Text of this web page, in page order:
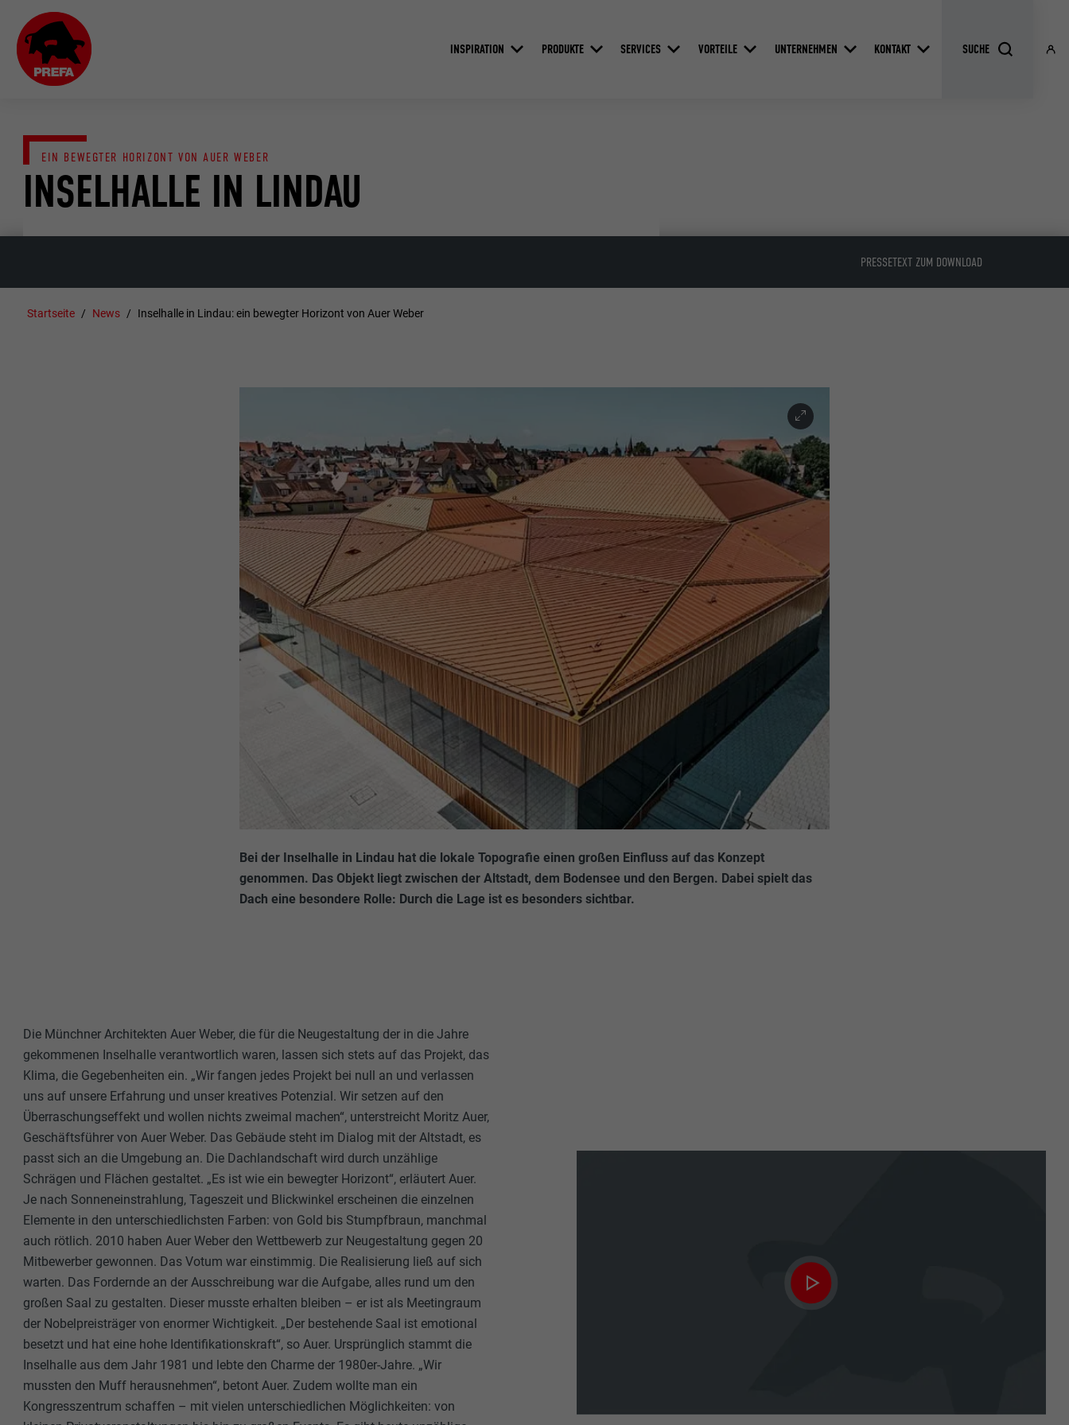
INSPIRATION PRODUKTE SERVICES VORTEILE UNTERNEHMEN KONTAKT
INSELHALLE IN LINDAU
EIN BEWEGTER HORIZONT VON AUER WEBER
PRESSETEXT ZUM DOWNLOAD
Startseite News Inselhalle in Lindau: ein bewegter Horizont von Auer Weber
Bei der Inselhalle in Lindau hat die lokale Topografie einen großen Einfluss auf das Konzept
genommen. Das Objekt liegt zwischen der Altstadt, dem Bodensee und den Bergen. Dabei spielt das
Dach eine besondere Rolle: Durch die Lage ist es besonders sichtbar.
Die Münchner Architekten Auer Weber, die für die Neugestaltung der in die Jahre
gekommenen Inselhalle verantwortlich waren, lassen sich stets auf das Projekt, das
Klima, die Gegebenheiten ein. „Wir fangen jedes Projekt bei null an und verlassen
uns auf unsere Erfahrung und unser kreatives Potenzial. Wir setzen auf den
Überraschungseffekt und wollen nichts zweimal machen“, unterstreicht Moritz Auer,
Geschäftsführer von Auer Weber. Das Gebäude steht im Dialog mit der Altstadt, es
passt sich an die Umgebung an. Die Dachlandschaft wird durch unzählige
Schrägen und Flächen gestaltet. „Es ist wie ein bewegter Horizont“, erläutert Auer.
Je nach Sonneneinstrahlung, Tageszeit und Blickwinkel erscheinen die einzelnen
Elemente in den unterschiedlichsten Farben: von Gold bis Stumpfbraun, manchmal
auch rötlich. 2010 haben Auer Weber den Wettbewerb zur Neugestaltung gegen 20
Mitbewerber gewonnen. Das Votum war einstimmig. Die Realisierung ließ auf sich
warten. Das Fordernde an der Ausschreibung war die Aufgabe, alles rund um den
großen Saal zu gestalten. Dieser musste erhalten bleiben – er ist als Meetingraum
der Nobelpreisträger von enormer Wichtigkeit. „Der bestehende Saal ist emotional
besetzt und hat eine hohe Identifikationskraft“, so Auer. Ursprünglich stammt die
Inselhalle aus dem Jahr 1981 und lebte den Charme der 1980er-Jahre. „Wir
mussten den Muff herausnehmen“, betont Auer. Zudem wollte man ein
Kongresszentrum schaffen – mit vielen unterschiedlichen Möglichkeiten: von